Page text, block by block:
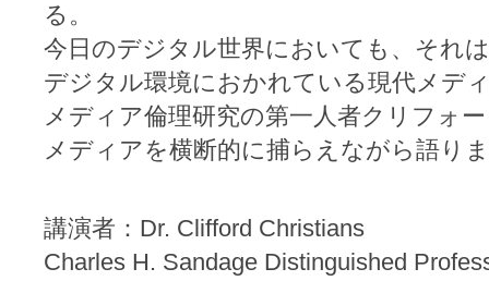
る。
今日のデジタル世界においても、それ
デジタル環境におかれている現代メデ
メディア倫理研究の第一人者クリフォ
メディアを横断的に捕らえながら語り
講演者：Dr. Clifford Christians
Charles H. Sandage Distinguished